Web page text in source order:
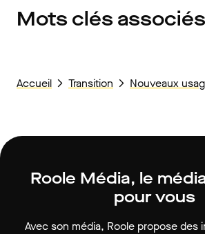
Mots clés associés
Accueil Transition Nouveaux
Roole Média, le
pour vous
Avec son média, Roole propose des